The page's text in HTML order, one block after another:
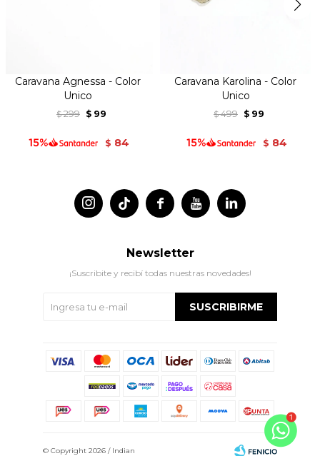
Caravana Agnessa - Color
Unico
$ 299 $ 99
$ 84
Caravana Karolina - Color
Unico
$ 499 $ 99
$ 84
 
 
Newsletter
¡Suscribite y recibí todas nuestras novedades!
SUSCRIBIRME
© Copyright 2026 / Indian